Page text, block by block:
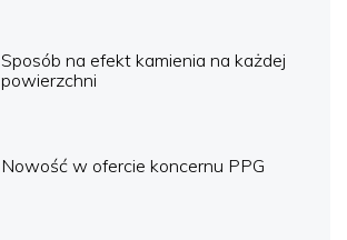
Sposób na efekt kamienia na każdej
powierzchni
Nowość w ofercie koncernu PPG